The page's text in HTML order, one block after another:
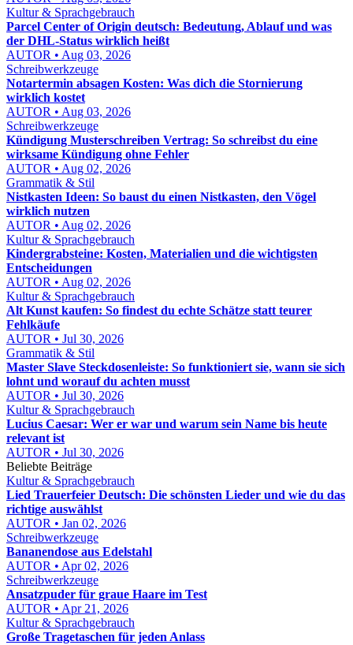
Kultur & Sprachgebrauch
Parcel Center of Origin deutsch: Bedeutung, Ablauf und was
der DHL-Status wirklich heißt
AUTOR • Aug 03, 2026
Schreibwerkzeuge
Notartermin absagen Kosten: Was dich die Stornierung
wirklich kostet
AUTOR • Aug 03, 2026
Schreibwerkzeuge
Kündigung Musterschreiben Vertrag: So schreibst du eine
wirksame Kündigung ohne Fehler
AUTOR • Aug 02, 2026
Grammatik & Stil
Nistkasten Ideen: So baust du einen Nistkasten, den Vögel
wirklich nutzen
AUTOR • Aug 02, 2026
Kultur & Sprachgebrauch
Kindergrabsteine: Kosten, Materialien und die wichtigsten
Entscheidungen
AUTOR • Aug 02, 2026
Kultur & Sprachgebrauch
Alt Kunst kaufen: So findest du echte Schätze statt teurer
Fehlkäufe
AUTOR • Jul 30, 2026
Grammatik & Stil
Master Slave Steckdosenleiste: So funktioniert sie, wann sie sich
lohnt und worauf du achten musst
AUTOR • Jul 30, 2026
Kultur & Sprachgebrauch
Lucius Caesar: Wer er war und warum sein Name bis heute
relevant ist
AUTOR • Jul 30, 2026
Beliebte Beiträge
Kultur & Sprachgebrauch
Lied Trauerfeier Deutsch: Die schönsten Lieder und wie du das
richtige auswählst
AUTOR • Jan 02, 2026
Schreibwerkzeuge
Bananendose aus Edelstahl
AUTOR • Apr 02, 2026
Schreibwerkzeuge
Ansatzpuder für graue Haare im Test
AUTOR • Apr 21, 2026
Kultur & Sprachgebrauch
Große Tragetaschen für jeden Anlass